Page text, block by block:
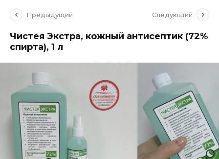
Предыдущий Следующий
Чистея Экстра, кожный антисептик (72%
спирта), 1 л